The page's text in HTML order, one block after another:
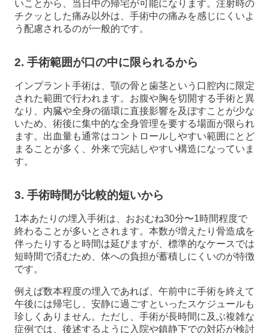
いことから、当日中の帰宅が可能になります。注射時の
チクッとした痛み以外は、手術中の痛みを感じにくいよ
う配慮されるのが一般的です。
2. 手術範囲が口の中に限られるから
インプラント手術は、顎の骨と歯茎という口腔内に限定
された範囲で行われます。お腹や胸を切開する手術と異
なり、内臓や全身の循環に直接影響を及ぼすことが少な
いため、術後に集中的な全身管理を要する場面が限られ
ます。出血量も通常はコントロールしやすい範囲にとど
まることが多く、外来で完結しやすい構造になっていま
す。
3. 手術時間が比較的短いから
1本あたりの埋入手術は、おおむね30分〜1時間程度で
終わることが多いとされます。本数が増えたり骨造成を
伴ったりすると時間は延びますが、標準的なケースでは
短時間で済むため、体への負担が蓄積しにくいのが特徴
です。
例えば数本程度の埋入であれば、午前中に手術を終えて
午後には帰宅し、安静に過ごすといったスケジュールも
珍しくありません。ただし、手術が長時間に及ぶ複雑な
症例では、後述するように入院や鎮静下での対応が検討